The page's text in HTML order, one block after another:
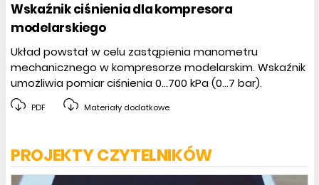
Wskaźnik ciśnienia dla kompresora
modelarskiego
Układ powstał w celu zastąpienia manometru
mechanicznego w kompresorze modelarskim. Wskaźnik
umożliwia pomiar ciśnienia 0...700 kPa (0...7 bar).
PDF Materiały dodatkowe
PROJEKTY CZYTELNIKÓW